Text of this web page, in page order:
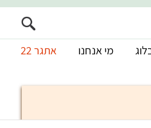
מי אנחנו אתגר 22